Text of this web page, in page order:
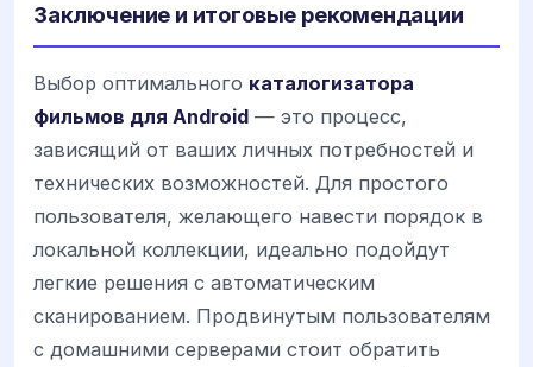
Заключение и итоговые рекомендации
Выбор оптимального каталогизатора
фильмов для Android — это процесс,
зависящий от ваших личных потребностей и
технических возможностей. Для простого
пользователя, желающего навести порядок в
локальной коллекции, идеально подойдут
легкие решения с автоматическим
сканированием. Продвинутым пользователям
с домашними серверами стоит обратить